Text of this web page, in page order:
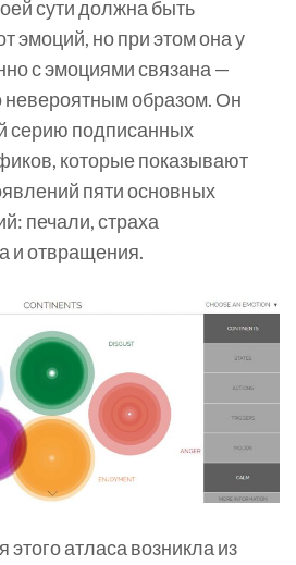
сути должна быть
эмоций, но при этом она у
с эмоциями связана —
невероятным образом. Он
серию подписанных
которые показывают
пяти основных
печали, страха
и отвращения.
атласа возникла из